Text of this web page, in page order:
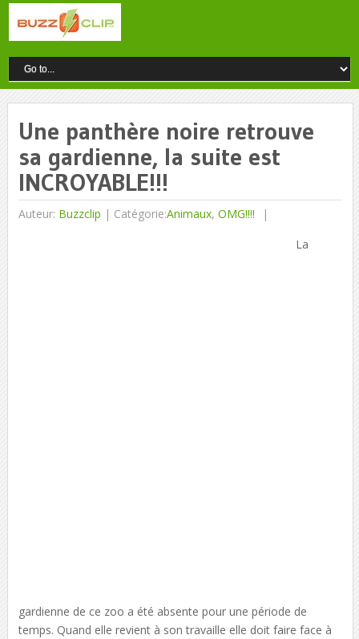
Une panthère noire retrouve
sa gardienne, la suite est
INCROYABLE!!!
Auteur: Buzzclip | Catégorie:Animaux, OMG!!!!
La
gardienne de ce zoo a été absente pour une période de
temps. Quand elle revient à son travaille elle doit faire face à